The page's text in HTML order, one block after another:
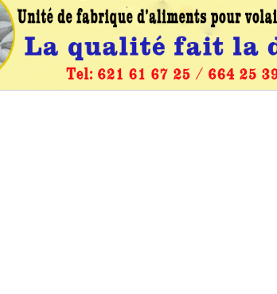
de bureaux de vote : vos informations à transmettre
2026 à 16h
des résultats globaux provisoires et des